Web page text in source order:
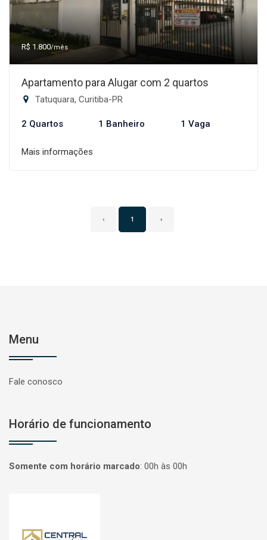
R$ 1.800/mês
Apartamento para Alugar com 2 quartos
Tatuquara, Curitiba-PR
2 Quartos 1 Banheiro 1 Vaga
Mais informações
‹ 1 ›
Menu
Fale conosco
Horário de funcionamento
Somente com horário marcado: 00h às 00h